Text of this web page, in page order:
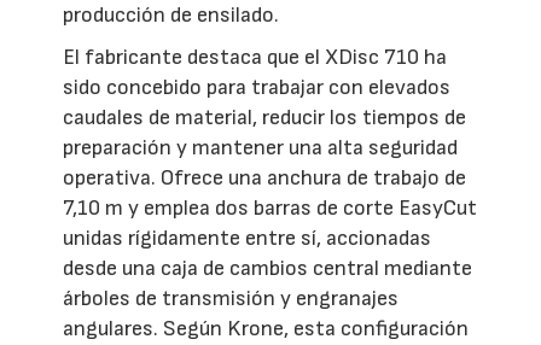
producción de ensilado.
El fabricante destaca que el XDisc 710 ha
sido concebido para trabajar con elevados
caudales de material, reducir los tiempos de
preparación y mantener una alta seguridad
operativa. Ofrece una anchura de trabajo de
7,10 m y emplea dos barras de corte EasyCut
unidas rígidamente entre sí, accionadas
desde una caja de cambios central mediante
árboles de transmisión y engranajes
angulares. Según Krone, esta configuración